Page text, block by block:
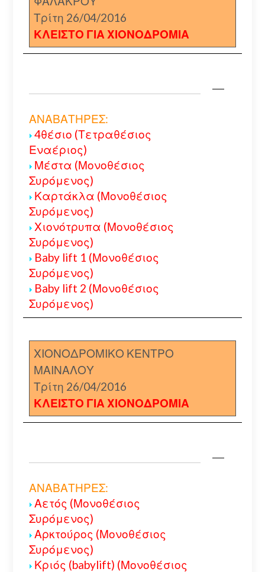
Τρίτη 26/04/2016
ΚΛΕΙΣΤΟ ΓΙΑ ΧΙΟΝΟΔΡΟΜΙΑ
ΑΝΑΒΑΤΗΡΕΣ:
4θέσιο (Τετραθέσιος
Εναέριος)
Μέστα (Μονοθέσιος
Συρόμενος)
Καρτάκλα (Μονοθέσιος
Συρόμενος)
Χιονότρυπα (Μονοθέσιος
Συρόμενος)
Baby lift 1 (Μονοθέσιος
Συρόμενος)
Baby lift 2 (Μονοθέσιος
Συρόμενος)
ΧΙΟΝΟΔΡΟΜΙΚΟ ΚΕΝΤΡΟ
ΜΑΙΝΑΛΟΥ
Τρίτη 26/04/2016
ΚΛΕΙΣΤΟ ΓΙΑ ΧΙΟΝΟΔΡΟΜΙΑ
ΑΝΑΒΑΤΗΡΕΣ:
Αετός (Μονοθέσιος
Συρόμενος)
Αρκτούρος (Μονοθέσιος
Συρόμενος)
Κριός (babylift) (Μονοθέσιος